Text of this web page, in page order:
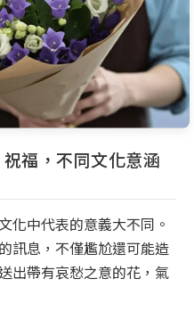
福，不同文化意涵
化中代表的意義大不同。
訊息，不僅尷尬還可能造
出帶有哀愁之意的花，氣